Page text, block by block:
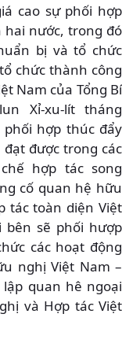
cao sự phối hợp
hai nước, trong đó
bị và tổ chức
chức thành công
Nam của Tổng Bí
Xỉ-xu-lít tháng
hợp thúc đẩy
được trong các
hợp tác song
cố quan hệ hữu
tác toàn diện Việt
bên sẽ phối hượp
các hoạt động
nghị Việt Nam –
quan hê ngoại
và Hợp tác Việt